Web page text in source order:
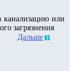
канализацию или
загрязнения
Дальше